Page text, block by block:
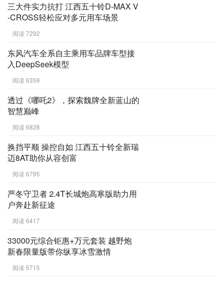
三大件实力抗打 江西五十铃D-MAX V
-CROSS轻松应对多元用车场景
阅读 7292
东风汽车全系自主乘用车品牌车型接
入DeepSeek模型
阅读 6359
透过《哪吒2》，探索魏牌全新蓝山的
智慧巅峰
阅读 6828
换挡平顺 操控自如 江西五十铃全新瑞
迈8AT助你从容创富
阅读 6795
严冬守卫者 2.4T长城炮高寒版助力用
户奔赴新征途
阅读 6417
33000元综合钜惠+万元套装 越野炮
新春限量版带你纵享冰雪激情
阅读 5715